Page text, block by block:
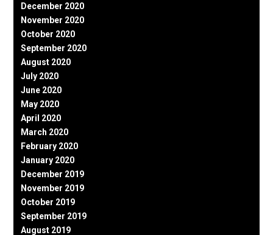
December 2020
November 2020
October 2020
September 2020
August 2020
July 2020
June 2020
May 2020
April 2020
March 2020
February 2020
January 2020
December 2019
November 2019
October 2019
September 2019
August 2019